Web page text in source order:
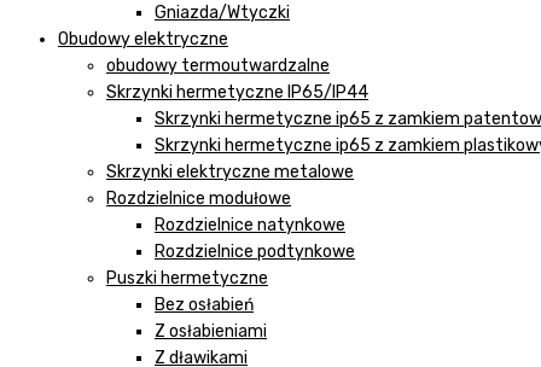
Gniazda/Wtyczki
Obudowy elektryczne
obudowy termoutwardzalne
Skrzynki hermetyczne IP65/IP44
Skrzynki hermetyczne ip65 z zamkiem
Skrzynki hermetyczne ip65 z zamkiem
Skrzynki elektryczne metalowe
Rozdzielnice modułowe
Rozdzielnice natynkowe
Rozdzielnice podtynkowe
Puszki hermetyczne
Bez osłabień
Z osłabieniami
Z dławikami